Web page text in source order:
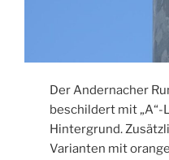
Der Andernacher
beschildert mit „A“-
Hintergrund.
Varianten mit